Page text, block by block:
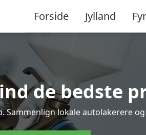
Forside Jylland
de bedste
lokale autolakerere